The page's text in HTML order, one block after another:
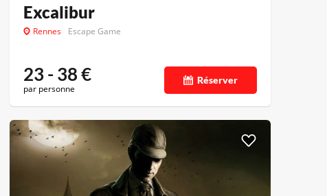
Excalibur
Rennes Escape Game
23 - 38€
par personne
Réserver